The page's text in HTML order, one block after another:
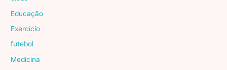
Educação
Exercício
futebol
Medicina